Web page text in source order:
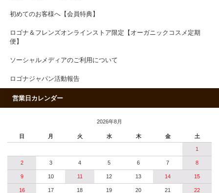
初めてのお客様へ【会員特典】
ロゴナ＆フレンズオンラインストア限定【オーガニックコスメ定期
便】
ソーシャルメディアのご利用について
ロゴナジャパン活動報告
営業日カレンダー
2026年8月
日 月 火 水 木 金 土
1
2 3 4 5 6 7 8
9 10 11 12 13 14 15
16 17 18 19 20 21 22